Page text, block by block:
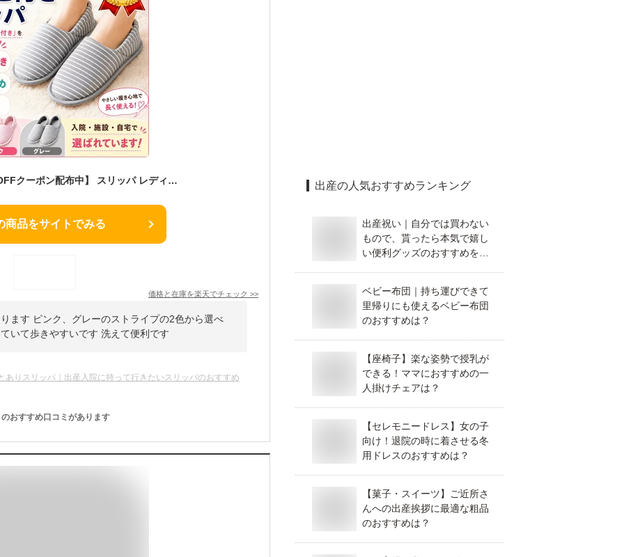
【7月9日限定！10％OFFクーポン配布中】 スリッパ レディース ルームシューズ かかと付き 滑り止め おしゃれ 歩きやすい かかとあり 洗える 室内履き スリッポン 入院 かかと 婦人 学校 靴 くつ シューズ 用 上履き 室内 人気
商品をサイトでみる
価格と在庫を楽天でチェック >>
ます ピンク、グレーのストライプの2色から選べ
いて歩きやすいです 洗えて便利です
ありスリッパ｜出産入院に持って行きたいスリッパのおすすめ
のおすすめ口コミがあります
出産の人気おすすめランキング
出産祝い｜自分では買わない
もので、貰ったら本気で嬉し
い便利グッズのおすすめを教
ベビー布団｜持ち運びできて
里帰りにも使えるベビー布団
のおすすめは？
【座椅子】楽な姿勢で授乳が
できる！ママにおすすめの一
人掛けチェアは？
【セレモニードレス】女の子
向け！退院の時に着させる冬
用ドレスのおすすめは？
【菓子・スイーツ】ご近所さ
んへの出産挨拶に最適な粗品
のおすすめは？